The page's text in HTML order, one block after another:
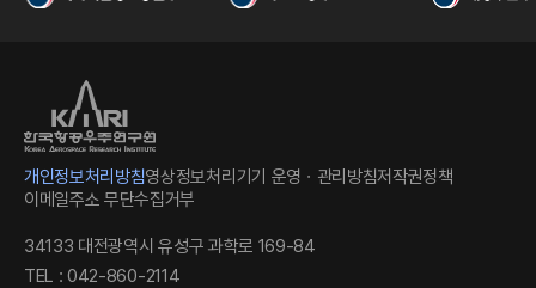
한
개인정보처리방침영상정보처리기기 운영ㆍ관리방침저작권정책
이메일주소 무단수집거부
34133 대전광역시 유성구 과학로 169-84
TEL : 042-860-2114